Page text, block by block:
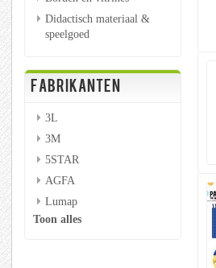
Didactisch materiaal &
speelgoed
FABRIKANTEN
3L
3M
5STAR
AGFA
Lumap
Toon alles